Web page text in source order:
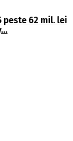
62 mil. lei